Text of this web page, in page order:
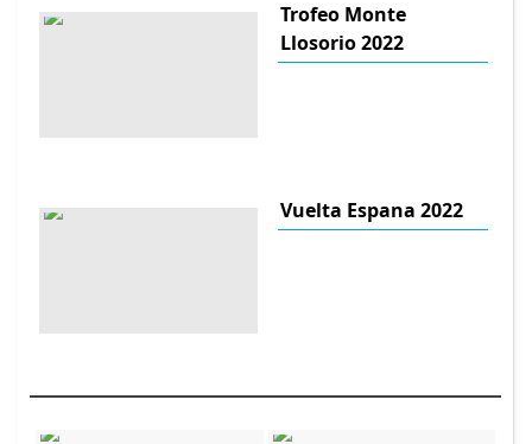
Trofeo Monte
Llosorio 2022
Vuelta Espana 2022